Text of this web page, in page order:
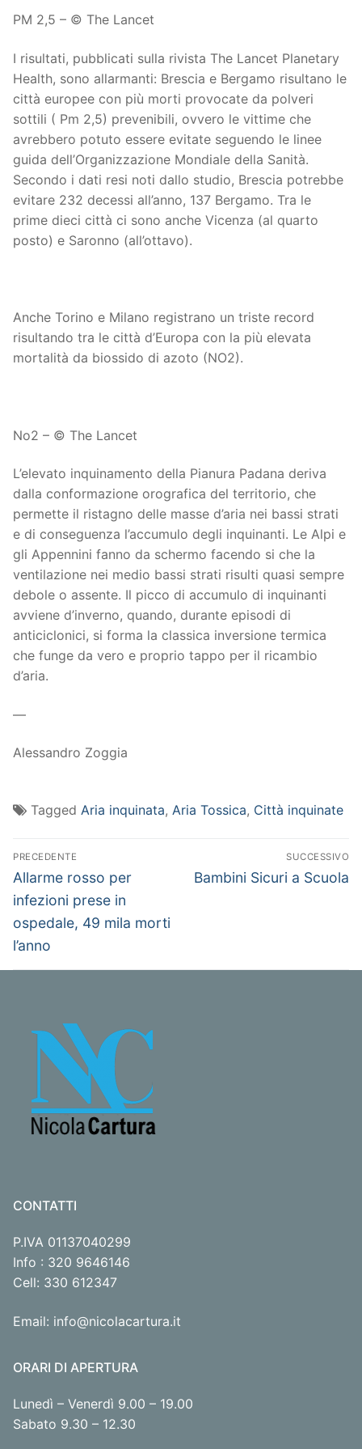
PM 2,5 – © The Lancet
I risultati, pubblicati sulla rivista The Lancet Planetary
Health, sono allarmanti: Brescia e Bergamo risultano le
città europee con più morti provocate da polveri
sottili ( Pm 2,5) prevenibili, ovvero le vittime che
avrebbero potuto essere evitate seguendo le linee
guida dell’Organizzazione Mondiale della Sanità.
Secondo i dati resi noti dallo studio, Brescia potrebbe
evitare 232 decessi all’anno, 137 Bergamo. Tra le
prime dieci città ci sono anche Vicenza (al quarto
posto) e Saronno (all’ottavo).
Anche Torino e Milano registrano un triste record
risultando tra le città d’Europa con la più elevata
mortalità da biossido di azoto (NO2).
No2 – © The Lancet
L’elevato inquinamento della Pianura Padana deriva
dalla conformazione orografica del territorio, che
permette il ristagno delle masse d’aria nei bassi strati
e di conseguenza l’accumulo degli inquinanti. Le Alpi e
gli Appennini fanno da schermo facendo si che la
ventilazione nei medio bassi strati risulti quasi sempre
debole o assente. Il picco di accumulo di inquinanti
avviene d’inverno, quando, durante episodi di
anticiclonici, si forma la classica inversione termica
che funge da vero e proprio tappo per il ricambio
d’aria.
—
Alessandro Zoggia
Tagged Aria inquinata, Aria Tossica, Città inquinate
Navigazione
articoli
PRECEDENTE
Articolo
precedente:
Allarme rosso per
infezioni prese in
ospedale, 49 mila morti
l’anno
SUCCESSIVO
Articolo
Bambini Sicuri a Scuola
CONTATTI
P.IVA 01137040299
Info : 320 9646146
Cell: 330 612347
Email: info@nicolacartura.it
ORARI DI APERTURA
Lunedì – Venerdì 9.00 – 19.00
Sabato 9.30 – 12.30